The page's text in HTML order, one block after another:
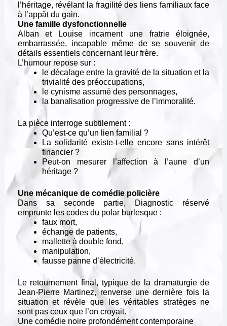
l’héritage, révélant la fragilité des liens familiaux face
à l’appât du gain.
Une famille dysfonctionnelle
Alban et Louise incarnent une fratrie éloignée,
embarrassée, incapable même de se souvenir de
détails essentiels concernant leur frère.
L’humour repose sur :
le décalage entre la gravité de la situation et la
trivialité des préoccupations,
le cynisme assumé des personnages,
la banalisation progressive de l’immoralité.
La pièce interroge subtilement :
Qu’est-ce qu’un lien familial ?
La solidarité existe-t-elle encore sans intérêt
financier ?
Peut-on mesurer l’affection à l’aune d’un
héritage ?
Une mécanique de comédie policière
Dans sa seconde partie, Diagnostic réservé
emprunte les codes du polar burlesque :
faux mort,
échange de patients,
mallette à double fond,
manipulation,
fausse panne d’électricité.
Le retournement final, typique de la dramaturgie de
Jean-Pierre Martinez, renverse une dernière fois la
situation et révèle que les véritables stratèges ne
sont pas ceux que l’on croyait.
Une comédie noire profondément contemporaine